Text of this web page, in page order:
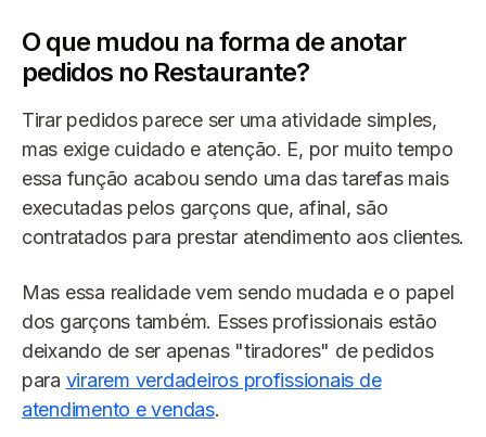
O que mudou na forma de anotar
pedidos no Restaurante?
Tirar pedidos parece ser uma atividade simples,
mas exige cuidado e atenção. E, por muito tempo
essa função acabou sendo uma das tarefas mais
executadas pelos garçons que, afinal, são
contratados para prestar atendimento aos clientes.
Mas essa realidade vem sendo mudada e o papel
dos garçons também. Esses profissionais estão
deixando de ser apenas "tiradores" de pedidos
para virarem verdadeiros profissionais de
atendimento e vendas.